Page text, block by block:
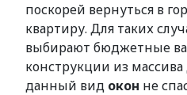
поскорей вернуться в
квартиру. Для таких
выбирают бюджетные
конструкции из
данный вид окон не